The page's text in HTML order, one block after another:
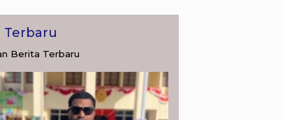
Terbaru
Berita Terbaru